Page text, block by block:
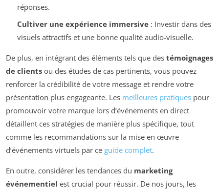
réponses.
Cultiver une expérience immersive: Investir dans des
visuels attractifs et une bonne qualité audio-visuelle.
De plus, en intégrant des éléments tels que des témoignages
de clients ou des études de cas pertinents, vous pouvez
renforcer la crédibilité de votre message et rendre votre
présentation plus engageante. Les meilleures pratiques pour
promouvoir votre marque lors d’événements en direct
détaillent ces stratégies de manière plus spécifique, tout
comme les recommandations sur la mise en œuvre
d’événements virtuels par ce guide complet.
En outre, considérer les tendances du marketing
événementiel est crucial pour réussir. De nos jours, les